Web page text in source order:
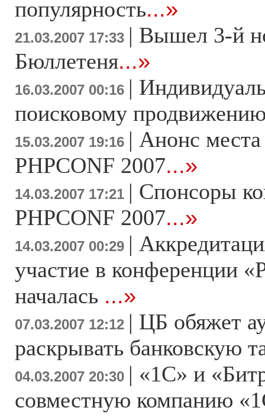
популярность...»
21.03.2007 17:33 | Вышел 3-й
Бюллетеня...»
16.03.2007 00:16 |
поисковому
15.03.2007 19:16 | Анонс
PHPCONF 2007...»
14.03.2007 17:21 | Спонсоры
PHPCONF 2007...»
14.03.2007 00:29 |
участие в конференции
началась ...»
07.03.2007 12:12 | ЦБ обяжет
раскрывать банковскую
04.03.2007 20:30 | «1С» и
совместную компанию